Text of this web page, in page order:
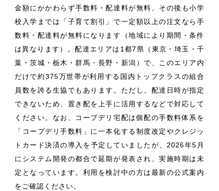
金額にかかわらず手数料・配達料が無料、その後も小学
校入学までは「子育て割引」で一定額以上の注文なら手
数料・配達料が無料になります（地域により期間・条件
は異なります）。配達エリアは1都7県（東京・埼玉・千
葉・茨城・栃木・群馬・長野・新潟）で、このエリア内
だけで約375万世帯が利用する国内トップクラスの組合
員数を誇る生協でもあります。ただし、配達日時が指定
できないため、置き配を上手に活用するなどで対応して
ください。なお、コープデリ宅配は個配の手数料体系を
「コープデリ手数料」に一本化する制度改定やクレジッ
トカード決済の導入を予定していましたが、2026年5月
にシステム開発の都合で延期が発表され、実施時期は未
定となっています。利用を検討中の方は最新の公式案内
をご確認ください。